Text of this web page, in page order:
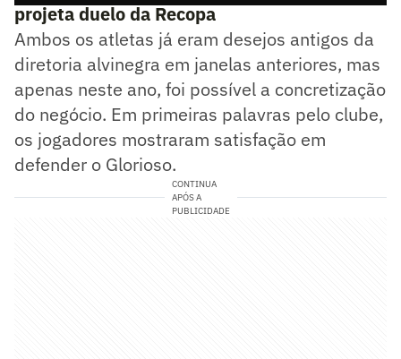
projeta duelo da Recopa
Ambos os atletas já eram desejos antigos da
diretoria alvinegra em janelas anteriores, mas
apenas neste ano, foi possível a concretização
do negócio. Em primeiras palavras pelo clube,
os jogadores mostraram satisfação em
defender o Glorioso.
CONTINUA
APÓS A
PUBLICIDADE